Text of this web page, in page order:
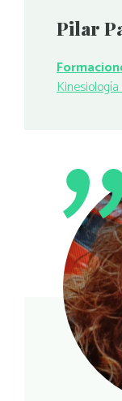
Pilar